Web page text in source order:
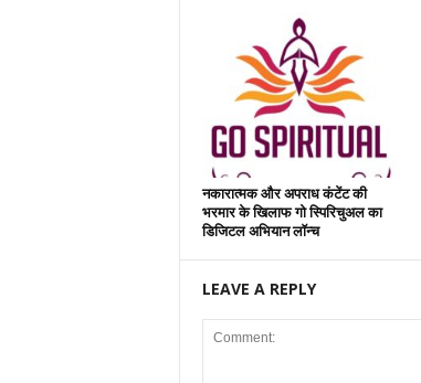
नकारात्मक और अपराध कंटेंट की
भरमार के खिलाफ गो स्पिरिचुअल का
डिजिटल अभियान लॉन्च
LEAVE A REPLY